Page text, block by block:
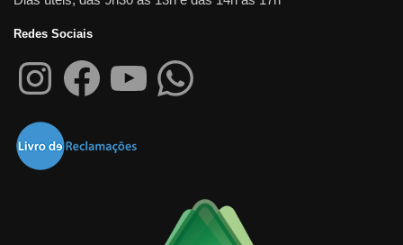
Redes Sociais